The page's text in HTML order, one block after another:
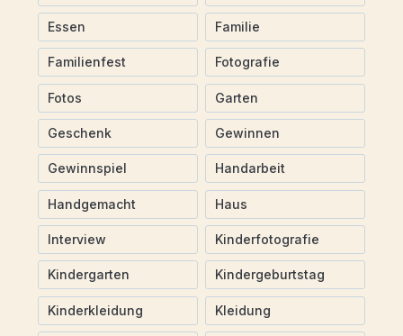
Essen Familie
Familienfest Fotografie
Fotos Garten
Geschenk Gewinnen
Gewinnspiel Handarbeit
Handgemacht Haus
Interview Kinderfotografie
Kindergarten Kindergeburtstag
Kinderkleidung Kleidung